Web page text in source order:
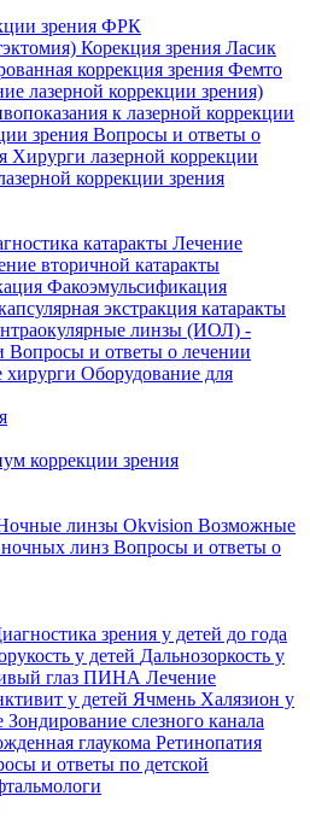
зрения ФРК
Корекция зрения Ласик
коррекция зрения Фемто
лазерной коррекции зрения)
к лазерной коррекции
зрения Вопросы и ответы о
Хирурги лазерной коррекции
коррекции зрения
катаракты Лечение
вторичной катаракты
Факоэмульсификация
экстракция катаракты
линзы (ИОЛ) -
Вопросы и ответы о лечении
хирурги Оборудование для
коррекции зрения
линзы Okvision Возможные
линз Вопросы и ответы о
зрения у детей до года
у детей Дальнозоркость у
глаз ПИНА Лечение
у детей Ячмень Халязион у
Зондирование слезного канала
глаукома Ретинопатия
и ответы по детской